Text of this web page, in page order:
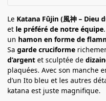
K
a
t
a
n
a
Le Katana Fūjin (風神 – Dieu
et le préféré de notre équipe
un hamon en forme de
Sa garde cruciforme
d’argent et sculptée de
plaquées. Avec son manche
d’un Ito bleu et les autres
katana est juste magnifique.